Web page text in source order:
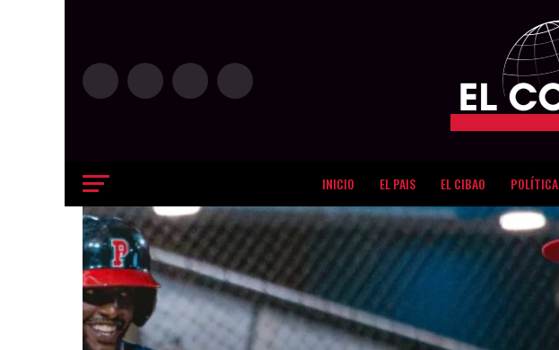
INICIO EL PAIS EL CIBAO POLÍTICA